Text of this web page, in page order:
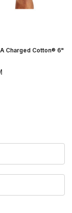
Charged Cotton® 6"